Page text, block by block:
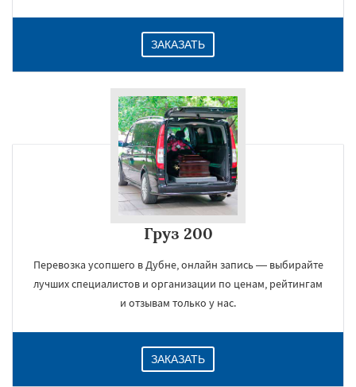
ЗАКАЗАТЬ
Груз 200
Перевозка усопшего в Дубне, онлайн запись — выбирайте
лучших специалистов и организации по ценам, рейтингам
и отзывам только у нас.
ЗАКАЗАТЬ